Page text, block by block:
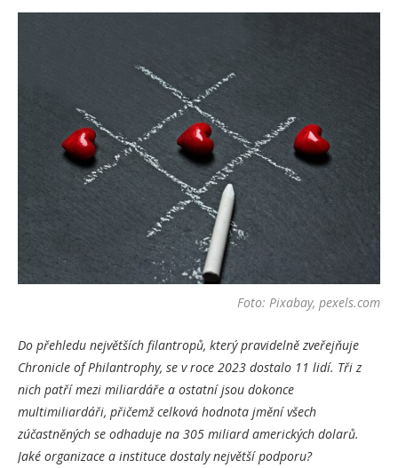
Foto: Pixabay, pexels.com
Do přehledu největších filantropů, který pravidelně zveřejňuje
Chronicle of Philantrophy, se v roce 2023 dostalo 11 lidí. Tři z
nich patří mezi miliardáře a ostatní jsou dokonce
multimiliardáři, přičemž celková hodnota jmění všech
zúčastněných se odhaduje na 305 miliard amerických dolarů.
Jaké organizace a instituce dostaly největší podporu?